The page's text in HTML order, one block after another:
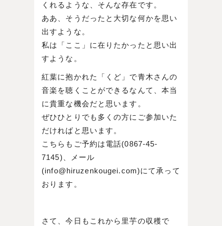
くれるような、そんな存在です。
ああ、そうだったと大切な何かを思い
出すような。
私は「ここ」に在りたかったと思い出
すような。
紅葉に抱かれた「くど」で青木さんの
音楽を聴くことができるなんて、本当
に貴重な機会だと思います。
ぜひひとりでも多くの方にご参加いた
だければと思います。
こちらもご予約は電話(0867-45-
7145)、メール
(info@hiruzenkougei.com)にて承って
おります。
さて、今日もこれから里芋の収穫で